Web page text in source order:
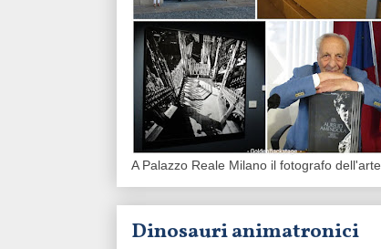
A Palazzo Reale Milano il fotografo dell'arte
Dinosauri animatronici